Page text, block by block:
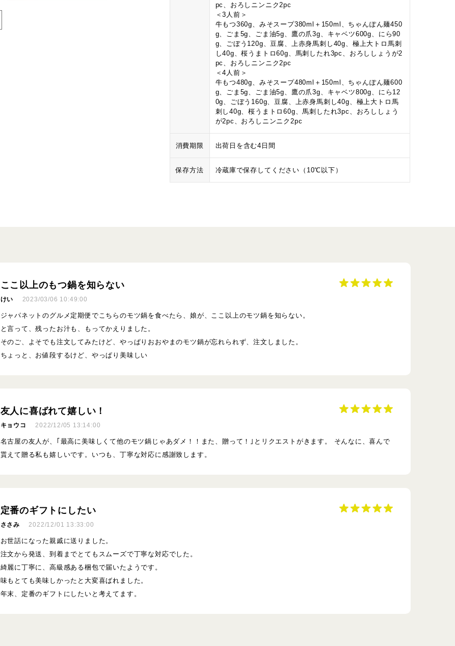
pc、おろしニンニク2pc
＜3人前＞
牛もつ360g、みそスープ380ml＋150ml、ちゃんぽん麺450
g、ごま5g、ごま油5g、鷹の爪3g、キャベツ600g、にら90
g、ごぼう120g、豆腐、上赤身馬刺し40g、極上大トロ馬刺
し40g、桜うまトロ60g、馬刺したれ3pc、おろししょうが2
pc、おろしニンニク2pc
＜4人前＞
牛もつ480g、みそスープ480ml＋150ml、ちゃんぽん麺600
g、ごま5g、ごま油5g、鷹の爪3g、キャベツ800g、にら12
0g、ごぼう160g、豆腐、上赤身馬刺し40g、極上大トロ馬
刺し40g、桜うまトロ60g、馬刺したれ3pc、おろししょう
が2pc、おろしニンニク2pc
消費期限 出荷日を含む4日間
保存方法 冷蔵庫で保存してください（10℃以下）
ここ以上のもつ鍋を知らない
けい 2023/03/06 10:49:00
ジャパネットのグルメ定期便でこちらのモツ鍋を食べたら、娘が、ここ以上のモツ鍋を知らない。
と言って、残ったお汁も、もってかえりました。
そのご、よそでも注文してみたけど、やっぱりおおやまのモツ鍋が忘れられず、注文しました。
ちょっと、お値段するけど、やっぱり美味しい
友人に喜ばれて嬉しい！
キョウコ 2022/12/05 13:14:00
名古屋の友人が、｢最高に美味しくて他のモツ鍋じゃあダメ！！また、贈って！｣とリクエストがきます。 そんなに、喜んで
貰えて贈る私も嬉しいです。いつも、丁寧な対応に感謝致します。
定番のギフトにしたい
ささみ 2022/12/01 13:33:00
お世話になった親戚に送りました。
注文から発送、到着までとてもスムーズで丁寧な対応でした。
綺麗に丁寧に、高級感ある梱包で届いたようです。
味もとても美味しかったと大変喜ばれました。
年末、定番のギフトにしたいと考えてます。